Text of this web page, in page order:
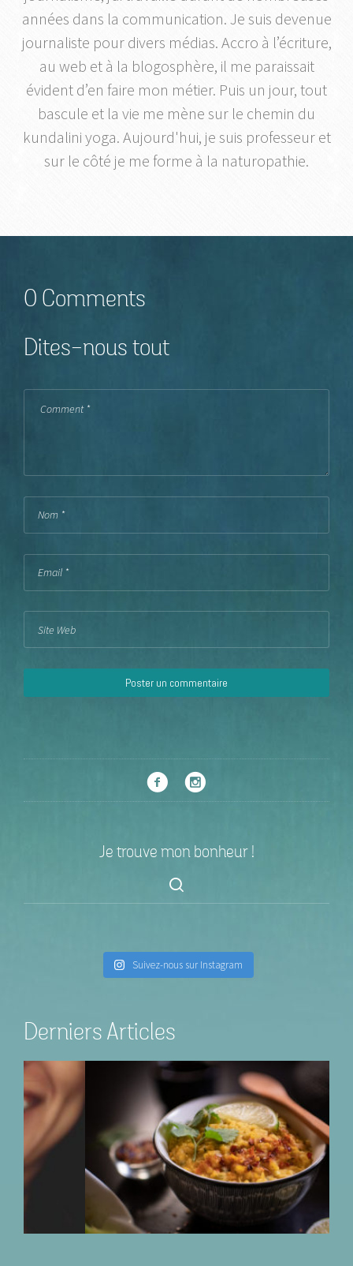
années dans la communication. Je suis devenue
journaliste pour divers médias. Accro à l’écriture,
au web et à la blogosphère, il me paraissait
évident d’en faire mon métier. Puis un jour, tout
bascule et la vie me mène sur le chemin du
kundalini yoga. Aujourd'hui, je suis professeur et
sur le côté je me forme à la naturopathie.
0 Comments
Dites-nous tout
Je trouve mon bonheur !
Suivez-nous sur Instagram
Derniers Articles